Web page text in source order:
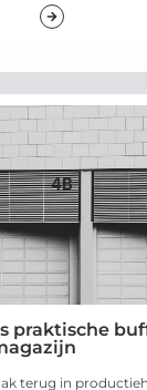
praktische
terug in